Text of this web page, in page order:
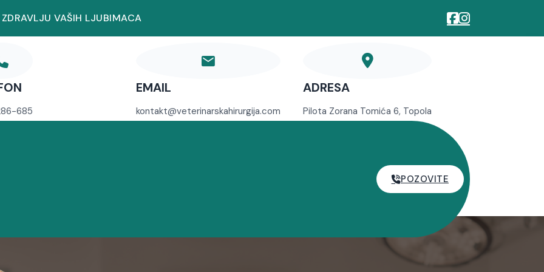
VAŠIH LJUBIMACA
685
EMAIL
kontakt@veterinarskahirurgija.com
ADRESA
Pilota Zorana Tomića 6, Topola
POZOVITE